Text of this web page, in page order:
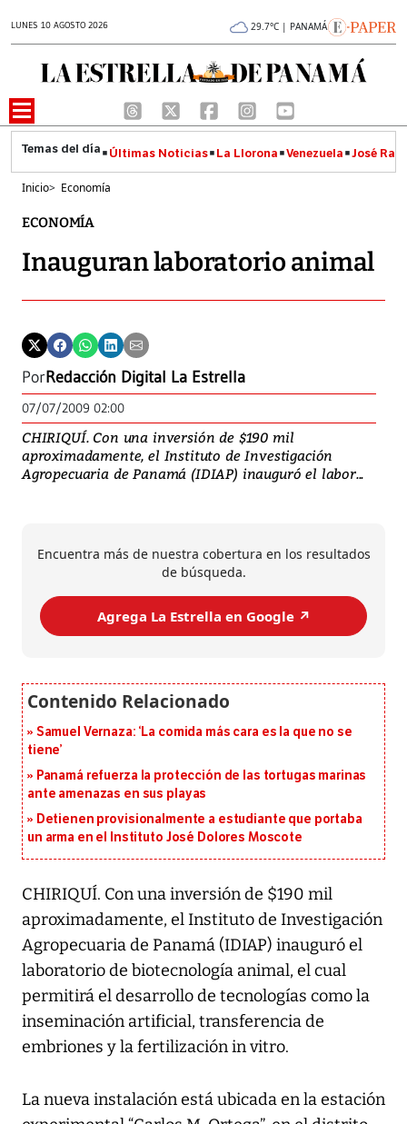
LUNES 10 AGOSTO 2026 29.7°C | PANAMÁ
Últimas Noticias La Llorona Venezuela José
Inicio> Economía
ECONOMÍA
Inauguran laboratorio animal
PorRedacción Digital La Estrella
07/07/2009 02:00
CHIRIQUÍ. Con una inversión de $190 mil
aproximadamente, el Instituto de Investigación
Agropecuaria de Panamá (IDIAP) inauguró el labor...
Encuentra más de nuestra cobertura en los resultados
de búsqueda.
Agrega La Estrella en Google ↗️
Samuel Vernaza: ‘La comida más cara es la que no se
tiene’
Panamá refuerza la protección de las tortugas marinas
ante amenazas en sus playas
Detienen provisionalmente a estudiante que portaba
un arma en el Instituto José Dolores Moscote
CHIRIQUÍ. Con una inversión de $190 mil
aproximadamente, el Instituto de Investigación
Agropecuaria de Panamá (IDIAP) inauguró el
laboratorio de biotecnología animal, el cual
permitirá el desarrollo de tecnologías como la
inseminación artificial, transferencia de
embriones y la fertilización in vitro.
La nueva instalación está ubicada en la estación